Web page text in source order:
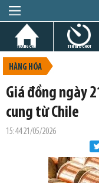
TRANG CHỦ TIN GIỜ CHÓT
HÀNG HÓA
Giá đồng ngày
cung từ Chile
15:44 21/05/2026